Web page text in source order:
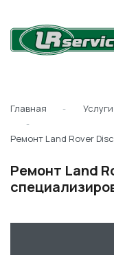
Главная Услуги
Ремонт Land Rover
Ремонт Land